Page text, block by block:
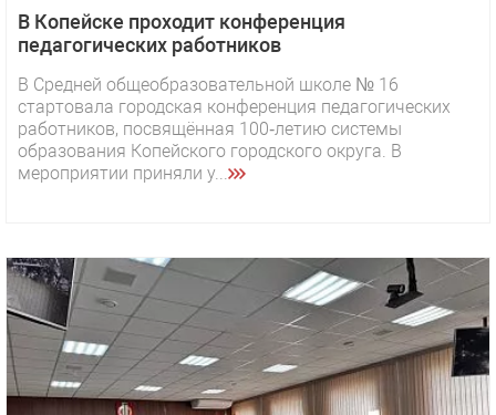
В Копейске проходит конференция
педагогических работников
В Средней общеобразовательной школе № 16
стартовала городская конференция педагогических
работников, посвящённая 100‑летию системы
образования Копейского городского округа. В
мероприятии приняли у...